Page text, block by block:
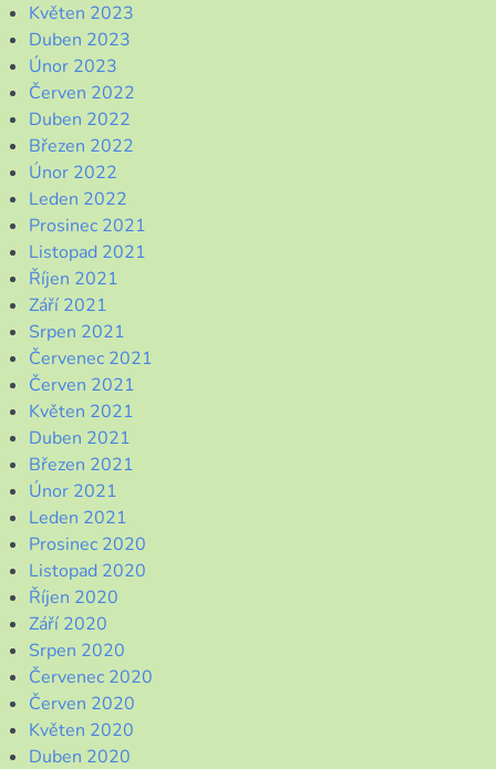
Květen 2023
Duben 2023
Únor 2023
Červen 2022
Duben 2022
Březen 2022
Únor 2022
Leden 2022
Prosinec 2021
Listopad 2021
Říjen 2021
Září 2021
Srpen 2021
Červenec 2021
Červen 2021
Květen 2021
Duben 2021
Březen 2021
Únor 2021
Leden 2021
Prosinec 2020
Listopad 2020
Říjen 2020
Září 2020
Srpen 2020
Červenec 2020
Červen 2020
Květen 2020
Duben 2020